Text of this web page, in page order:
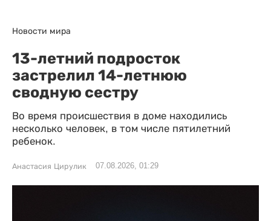
Новости мира
13-летний подросток
застрелил 14-летнюю
сводную сестру
Во время происшествия в доме находились
несколько человек, в том числе пятилетний
ребенок.
Анастасия Цирулик 07.08.2026, 01:29